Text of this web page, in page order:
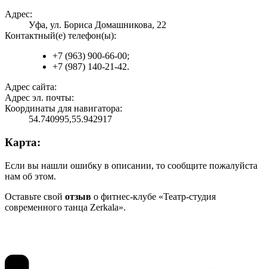
Адрес:
Уфа, ул. Бориса Домашникова, 22
Контактный(е) телефон(ы):
+7 (963) 900-66-00;
+7 (987) 140-21-42.
Адрес сайта:
Адрес эл. почты:
Координаты для навигатора:
54.740995,55.942917
Карта:
Если вы нашли ошибку в описании, то сообщите пожалуйста
нам об этом.
Оставьте свой отзыв о фитнес-клубе «Театр-студия
современного танца Zerkala».